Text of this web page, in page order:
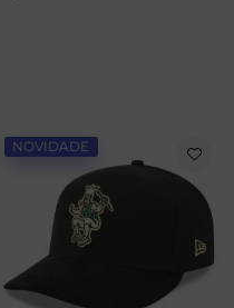
NOVIDADE